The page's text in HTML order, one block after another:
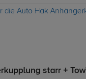
die Auto Hak
starr +